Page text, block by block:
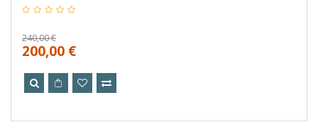
240,00 €
200,00 €